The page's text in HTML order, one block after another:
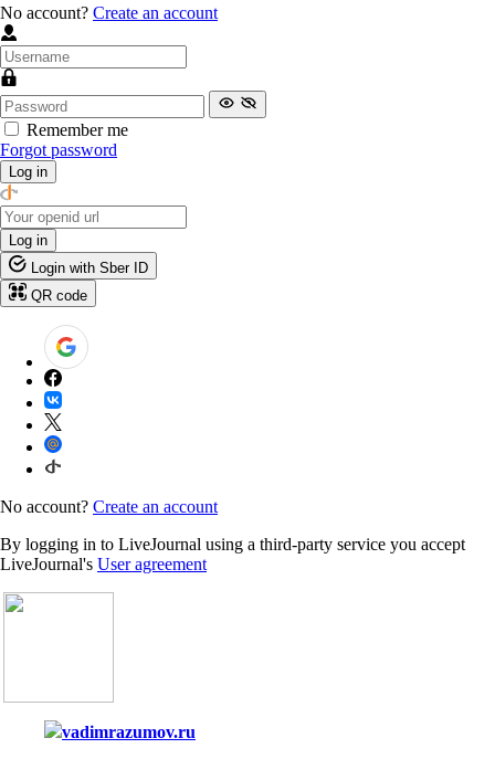
No account? Create an account
Remember me
Forgot password
Log in
Log in
Login with Sber ID
QR code
No account? Create an account
By logging in to LiveJournal using a third-party service you accept
LiveJournal's User agreement
vadimrazumov.ru